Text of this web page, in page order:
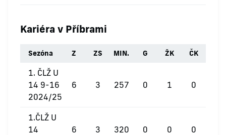
Kariéra v Příbrami
Sezóna Z ZS MIN. G ŽK ČK
1. ČLŽ U
14 9-16
2024/25
6 3 257 0 1 0
1.ČLŽ U
14
6 3 320 0 0 0